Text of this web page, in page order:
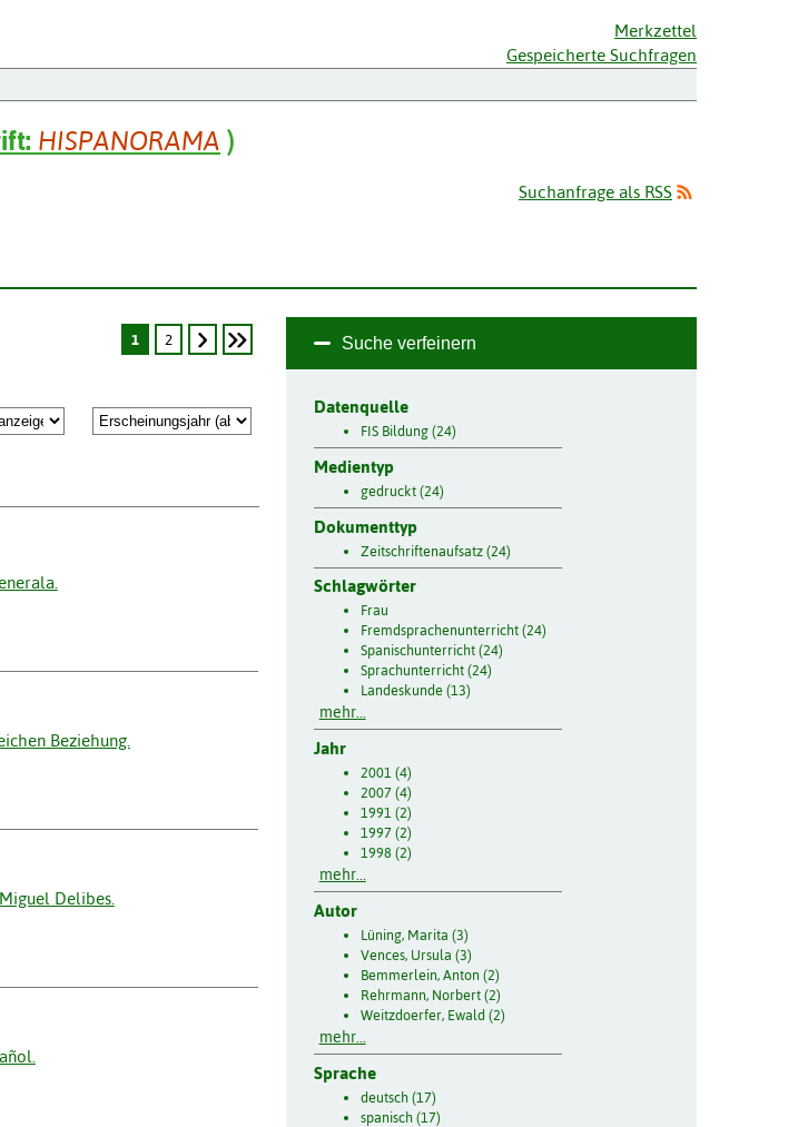
Merkzettel
Gespeicherte Suchfragen
HISPANORAMA )
Suchanfrage als RSS
1 2
Beziehung.
Delibes.
Suche verfeinern
Datenquelle
FIS Bildung (24)
Medientyp
gedruckt (24)
Dokumenttyp
Zeitschriftenaufsatz (24)
Schlagwörter
Frau
Fremdsprachenunterricht (24)
Spanischunterricht (24)
Sprachunterricht (24)
Landeskunde (13)
mehr...
Jahr
2001 (4)
2007 (4)
1991 (2)
1997 (2)
1998 (2)
mehr...
Autor
Lüning, Marita (3)
Vences, Ursula (3)
Bemmerlein, Anton (2)
Rehrmann, Norbert (2)
Weitzdoerfer, Ewald (2)
mehr...
Sprache
deutsch (17)
spanisch (17)